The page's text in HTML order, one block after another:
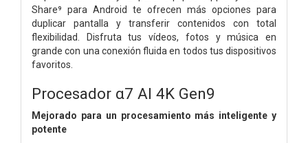
Share⁹ para Android te ofrecen más opciones para
duplicar pantalla y transferir contenidos con total
flexibilidad. Disfruta tus vídeos, fotos y música en
grande con una conexión fluida en todos tus dispositivos
favoritos.
Procesador α7 AI 4K Gen9
Mejorado para un procesamiento más inteligente y
potente